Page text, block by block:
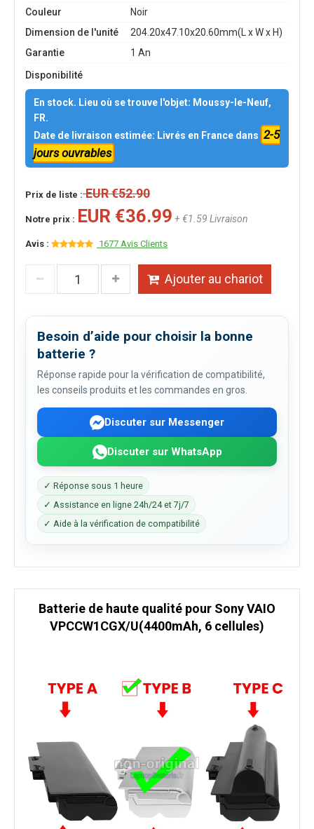
Couleur
Noir
Dimension de l'unité
204.20x47.10x20.60mm(L x W x H)
Garantie
1 An
Disponibilité
En stock. Lieu où se trouve l'objet: Moussy-le-Neuf,
FR.
Date de livraison estimée: Livrés en France dans 2-5
jours ouvrables
Prix de liste :EUR €52.90
Notre prix : EUR €36.99 + €1.59 Livraison
Avis : 1677 Avis Clients
Ajouter au chariot
Besoin d’aide pour choisir la bonne
batterie ?
Réponse rapide pour la vérification de compatibilité,
les conseils produits et les commandes en gros.
Discuter sur Messenger
Discuter sur WhatsApp
✓ Réponse sous 1 heure
✓ Assistance en ligne 24h/24 et 7j/7
✓ Aide à la vérification de compatibilité
Batterie de haute qualité pour Sony VAIO
VPCCW1CGX/U(4400mAh, 6 cellules)